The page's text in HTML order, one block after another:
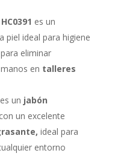
HC0391 es un
piel ideal para higiene
eliminar
en talleres
un jabón
un excelente
ideal para
entorno